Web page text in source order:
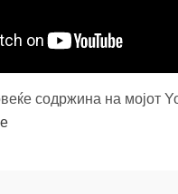
содржина на мојот